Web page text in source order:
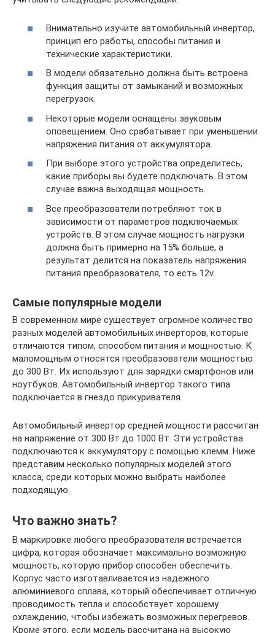
Внимательно изучите автомобильный инвертор,
принцип его работы, способы питания и
технические характеристики.
В модели обязательно должна быть встроена
функция защиты от замыканий и возможных
перегрузок.
Некоторые модели оснащены звуковым
оповещением. Оно срабатывает при уменьшении
напряжения питания от аккумулятора.
При выборе этого устройства определитесь,
какие приборы вы будете подключать. В этом
случае важна выходящая мощность.
Все преобразователи потребляют ток в
зависимости от параметров подключаемых
устройств. В этом случае мощность нагрузки
должна быть примерно на 15% больше, а
результат делится на показатель напряжения
питания преобразователя, то есть 12v.
Самые популярные модели
В современном мире существует огромное количество
разных моделей автомобильных инверторов, которые
отличаются типом, способом питания и мощностью. К
маломощным относятся преобразователи мощностью
до 300 Вт. Их используют для зарядки смартфонов или
ноутбуков. Автомобильный инвертор такого типа
подключается в гнездо прикуривателя.
Автомобильный инвертор средней мощности рассчитан
на напряжение от 300 Вт до 1000 Вт. Эти устройства
подключаются к аккумулятору с помощью клемм. Ниже
представим несколько популярных моделей этого
класса, среди которых можно выбрать наиболее
подходящую.
Что важно знать?
В маркировке любого преобразователя встречается
цифра, которая обозначает максимально возможную
мощность, которую прибор способен обеспечить.
Корпус часто изготавливается из надежного
алюминиевого сплава, который обеспечивает отличную
проводимость тепла и способствует хорошему
охлаждению, чтобы избежать возможных перегревов.
Кроме этого, если модель рассчитана на высокую